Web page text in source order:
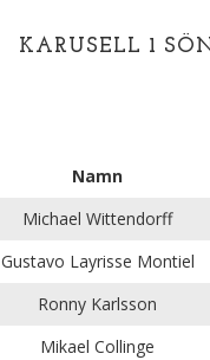
KARUSELL 1
Namn
Michael Wittendorff
Gustavo Layrisse Montiel
Ronny Karlsson
Mikael Collinge